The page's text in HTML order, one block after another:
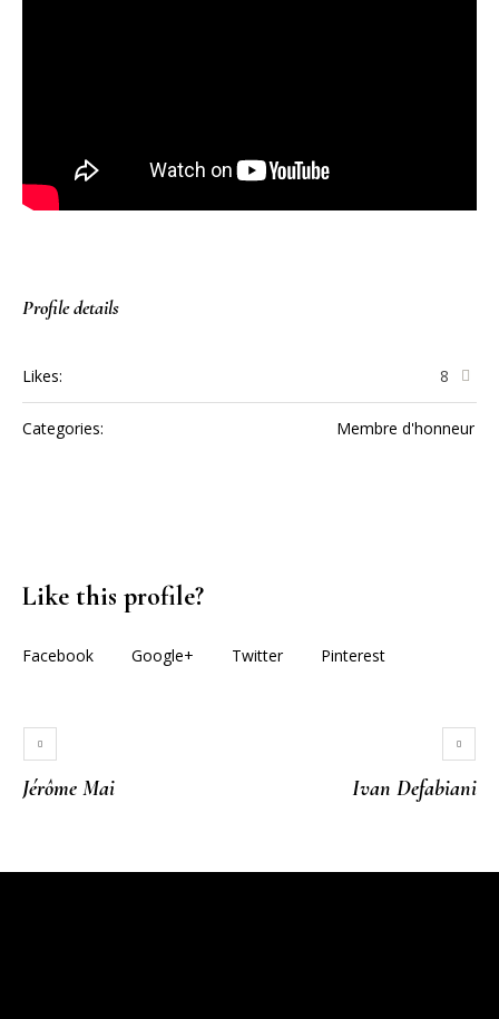
Profile details
Likes: 8
Categories: Membre d'honneur
Like this profile?
Facebook Google+ Twitter Pinterest
Jérôme Mai Ivan Defabiani